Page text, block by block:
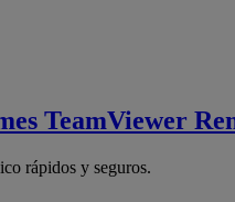
TeamViewer
rápidos y seguros.